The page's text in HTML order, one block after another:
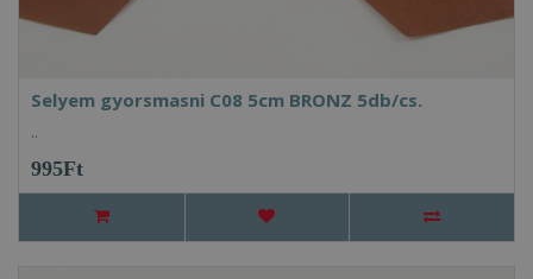
Selyem gyorsmasni C08 5cm BRONZ 5db/cs.
..
995Ft